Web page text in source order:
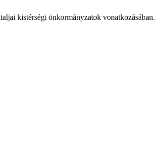
kistérségi önkormányzatok vonatkozásában.